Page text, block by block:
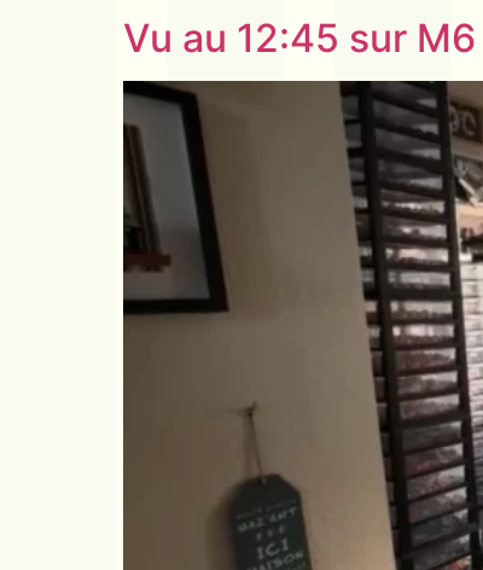
Vu au 12:45 sur M6